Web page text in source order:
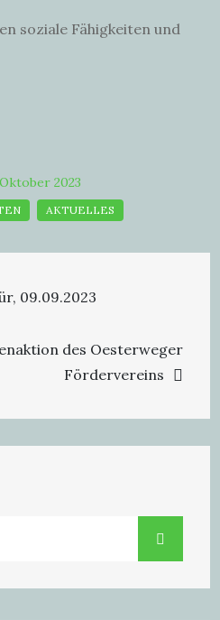
soziale Fähigkeiten und
2023
09.09.2023
des Oesterweger
Fördervereins